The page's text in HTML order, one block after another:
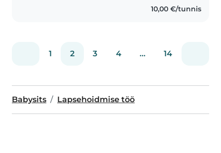
10,00 €/tunnis
1 2 3 4 ... 14
Babysits Lapsehoidmise töö